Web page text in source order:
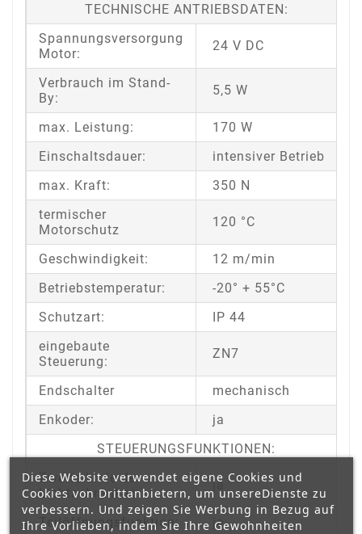
TECHNISCHE ANTRIEBSDATEN:
Spannungsversorgung
Motor:
24 V DC
Verbrauch im Stand-
By:
5,5 W
max. Leistung:
170 W
Einschaltsdauer:
intensiver Betrieb
max. Kraft:
350 N
termischer
Motorschutz
120 °C
Geschwindigkeit:
12 m/min
Betriebstemperatur:
-20° + 55°C
Schutzart:
IP 44
eingebaute
Steuerung:
ZN7
Endschalter
mechanisch
Enkoder:
ja
STEUERUNGSFUNKTIONEN:
Zweite Linie der
Lichtschranken:
ja
Teilöffnungsfunktion: ja
Diese Website verwendet eigene Cookies und
Cookies von Drittanbietern, um unsereDienste zu
verbessern. Und zeigen Sie Werbung in Bezug auf
Ihre Vorlieben, indem Sie Ihre Gewohnheiten